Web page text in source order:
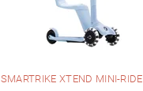
SMARTRIKE XTEND MINI-RIDE